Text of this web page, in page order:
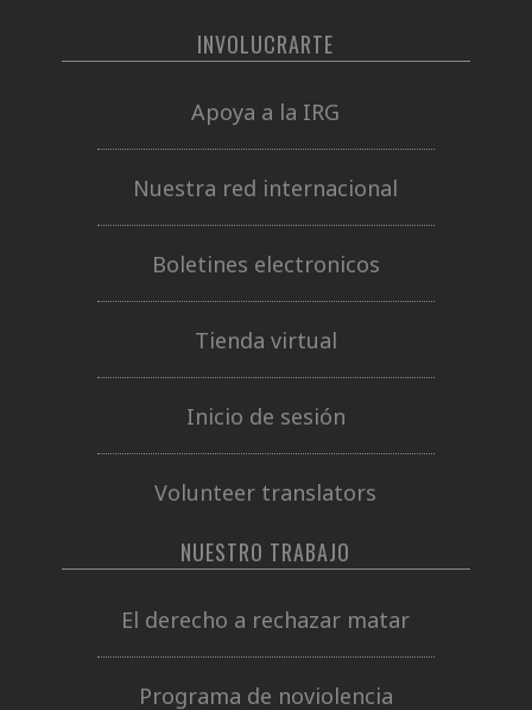
INVOLUCRARTE
Apoya a la IRG
Nuestra red internacional
Boletines electronicos
Tienda virtual
Inicio de sesión
Volunteer translators
NUESTRO TRABAJO
El derecho a rechazar matar
Programa de noviolencia